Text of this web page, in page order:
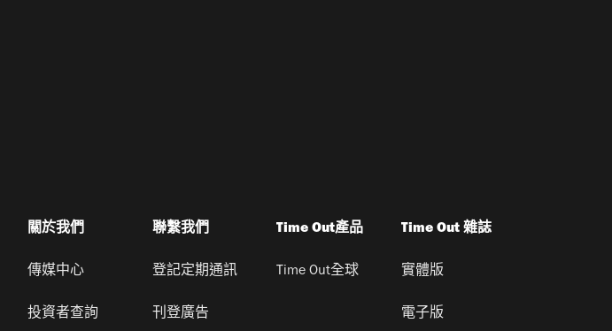
關於我們
傳媒中心
投資者查詢
聯繫我們
登記定期通訊
刊登廣告
Time Out產品
Time Out全球
Time Out 雜誌
實體版
電子版